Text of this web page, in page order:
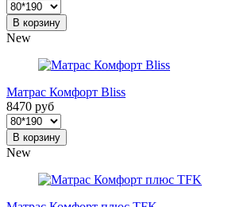
В корзину
New
Матрас Комфорт Bliss
8470 руб
В корзину
New